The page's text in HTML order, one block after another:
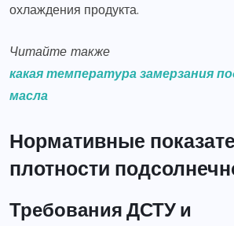
охлаждения продукта.
Читайте также
какая температура замерзания
масла
Нормативные
плотности
Требования ДСТУ и